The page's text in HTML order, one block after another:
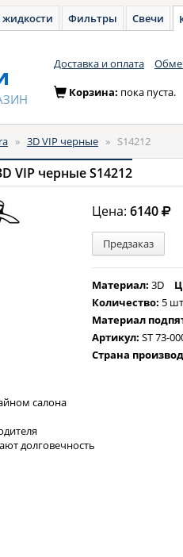
Фильтры Свечи
Доставка и оплата
Корзина: пока пуста.
» 3D VIP черные » S14212
VIP черные S14212
Цена:6140
Предзаказ
Материал:3D
Количество: 5
Материал
Артикул:ST 73-
Страна
салона
долговечность